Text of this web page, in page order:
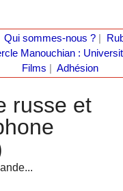
Qui sommes-nous ?|
Manouchian :
Films
Adhésion
russe et